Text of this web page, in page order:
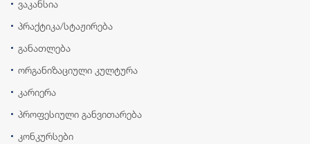
ვაკანსია
პრაქტიკა/სტაჟირება
განათლება
ორგანიზაციული კულტურა
კარიერა
პროფესიული განვითარება
კონკურსები